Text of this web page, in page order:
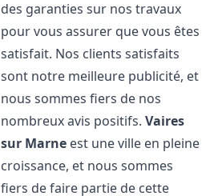
des garanties sur nos travaux
pour vous assurer que vous êtes
satisfait. Nos clients satisfaits
sont notre meilleure publicité, et
nous sommes fiers de nos
nombreux avis positifs.Vaires
sur Marne est une ville en pleine
croissance, et nous sommes
fiers de faire partie de cette